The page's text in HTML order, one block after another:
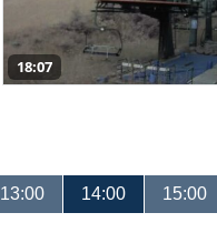
18:07
13:00 14:00 15:00